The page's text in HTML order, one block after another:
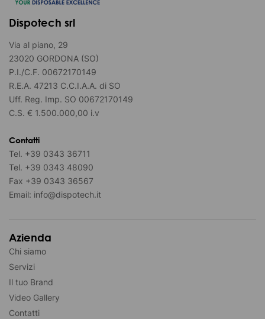
Dispotech srl
Via al piano, 29
23020 GORDONA (SO)
P.I./C.F. 00672170149
R.E.A. 47213 C.C.I.A.A. di SO
Uff. Reg. Imp. SO 00672170149
C.S. € 1.500.000,00 i.v
Contatti
Tel. +39 0343 36711
Tel. +39 0343 48090
Fax +39 0343 36567
Email: info@dispotech.it
Azienda
Chi siamo
Servizi
Il tuo Brand
Video Gallery
Contatti